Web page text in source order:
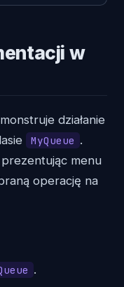
w
działanie
MyQueue .
menu
operację na
.